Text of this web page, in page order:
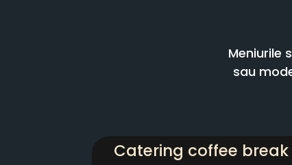
Meniurile
sau
Catering coffee break